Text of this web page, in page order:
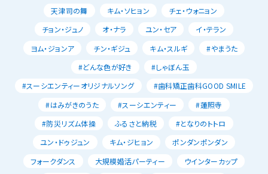
天津司の舞
キム・ソヒョン
チェ・ウォニョン
チョン・ジュノ
オ・ナラ ユン・セア
イ・テラン
ヨム・ジョンア
チン・ギジュ キム・スルギ
#やまうた
#どんな色が好き
#しゃぼん玉
#スーシエンティーオリジナルソング
#歯科矯正歯科GOOD SMILE
#はみがきのうた
#スーシエンティー
#蓮照寺
#防災リズム体操
ふるさと納税
#となりのトトロ
ユン・ドゥジュン
キム・ジヒョン
ポンダンポンダン
フォークダンス
大規模婚活パーティー
ウインターカップ